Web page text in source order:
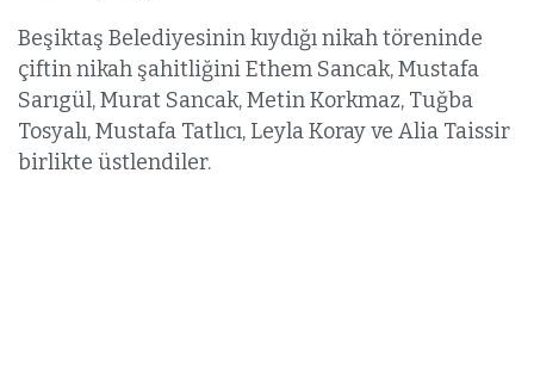
Beşiktaş Belediyesinin kıydığı nikah töreninde
çiftin nikah şahitliğini Ethem Sancak, Mustafa
Sarıgül, Murat Sancak, Metin Korkmaz, Tuğba
Tosyalı, Mustafa Tatlıcı, Leyla Koray ve Alia Taissir
birlikte üstlendiler.